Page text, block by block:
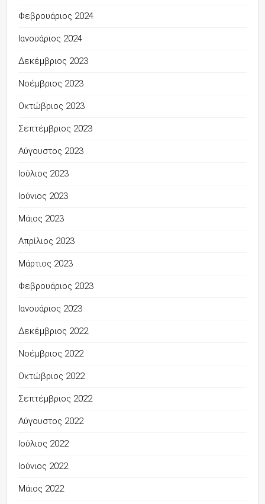
Φεβρουάριος 2024
Ιανουάριος 2024
Δεκέμβριος 2023
Νοέμβριος 2023
Οκτώβριος 2023
Σεπτέμβριος 2023
Αύγουστος 2023
Ιούλιος 2023
Ιούνιος 2023
Μάιος 2023
Απρίλιος 2023
Μάρτιος 2023
Φεβρουάριος 2023
Ιανουάριος 2023
Δεκέμβριος 2022
Νοέμβριος 2022
Οκτώβριος 2022
Σεπτέμβριος 2022
Αύγουστος 2022
Ιούλιος 2022
Ιούνιος 2022
Μάιος 2022